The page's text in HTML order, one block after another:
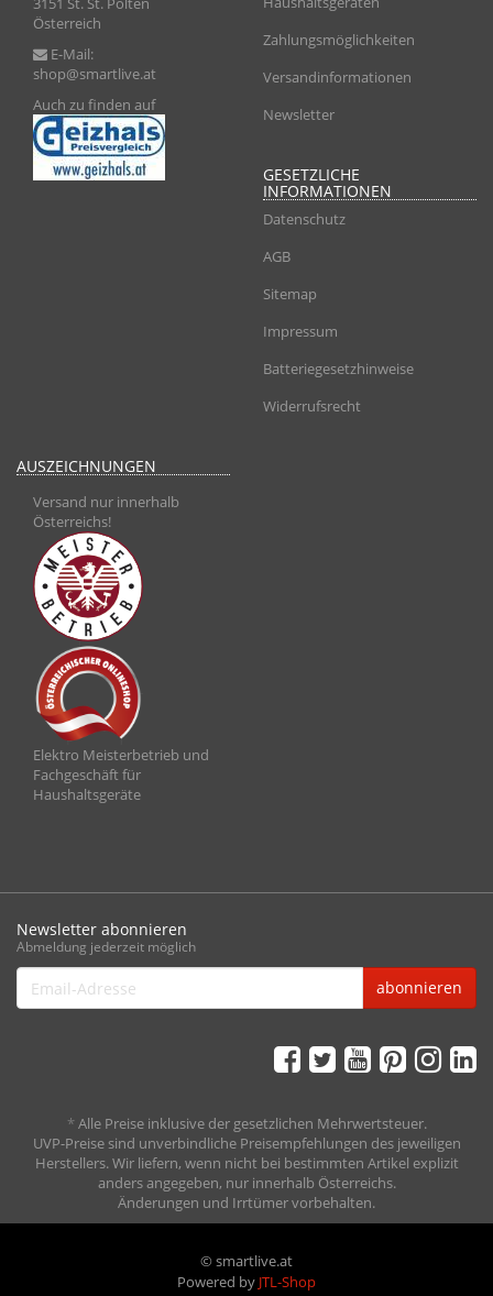
Österreich
E-Mail:
shop@smartlive.at
Auch zu finden auf
Zahlungsmöglichkeiten
Versandinformationen
Newsletter
GESETZLICHE
INFORMATIONEN
Datenschutz
AGB
Sitemap
Impressum
Batteriegesetzhinweise
Widerrufsrecht
AUSZEICHNUNGEN
Versand nur innerhalb
Österreichs!
Elektro Meisterbetrieb und
Fachgeschäft für
Haushaltsgeräte
Newsletter abonnieren
Abmeldung jederzeit möglich
Email-
Adresse
abonnieren
*Alle Preise inklusive der gesetzlichen Mehrwertsteuer.
UVP-Preise sind unverbindliche Preisempfehlungen des jeweiligen
Herstellers. Wir liefern, wenn nicht bei bestimmten Artikel explizit
anders angegeben, nur innerhalb Österreichs.
Änderungen und Irrtümer vorbehalten.
© smartlive.at
Powered by JTL-Shop